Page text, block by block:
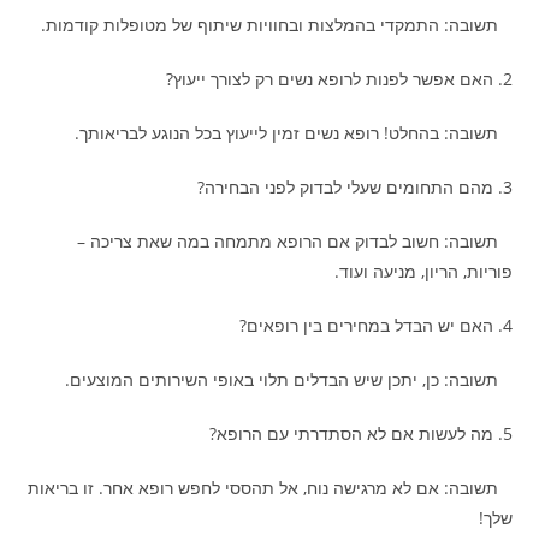
תשובה: התמקדי בהמלצות ובחוויות שיתוף של מטופלות קודמות.
2. האם אפשר לפנות לרופא נשים רק לצורך ייעוץ?
תשובה: בהחלט! רופא נשים זמין לייעוץ בכל הנוגע לבריאותך.
3. מהם התחומים שעלי לבדוק לפני הבחירה?
תשובה: חשוב לבדוק אם הרופא מתמחה במה שאת צריכה –
פוריות, הריון, מניעה ועוד.
4. האם יש הבדל במחירים בין רופאים?
תשובה: כן, יתכן שיש הבדלים תלוי באופי השירותים המוצעים.
5. מה לעשות אם לא הסתדרתי עם הרופא?
תשובה: אם לא מרגישה נוח, אל תהססי לחפש רופא אחר. זו בריאות
שלך!